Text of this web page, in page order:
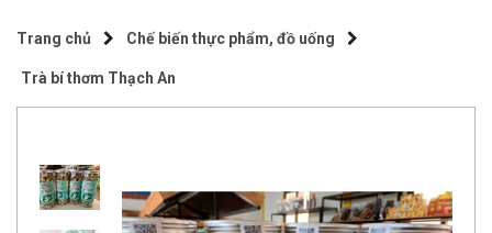
Trang chủ Chế biến thực phẩm, đồ uống
Trà bí thơm Thạch An